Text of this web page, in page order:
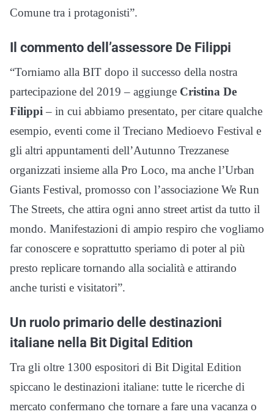
Comune tra i protagonisti”.
Il commento dell’assessore De Filippi
“Torniamo alla BIT dopo il successo della nostra
partecipazione del 2019 – aggiunge Cristina De
Filippi – in cui abbiamo presentato, per citare qualche
esempio, eventi come il Treciano Medioevo Festival e
gli altri appuntamenti dell’Autunno Trezzanese
organizzati insieme alla Pro Loco, ma anche l’Urban
Giants Festival, promosso con l’associazione We Run
The Streets, che attira ogni anno street artist da tutto il
mondo. Manifestazioni di ampio respiro che vogliamo
far conoscere e soprattutto speriamo di poter al più
presto replicare tornando alla socialità e attirando
anche turisti e visitatori”.
Un ruolo primario delle destinazioni
italiane nella Bit Digital Edition
Tra gli oltre 1300 espositori di Bit Digital Edition
spiccano le destinazioni italiane: tutte le ricerche di
mercato confermano che tornare a fare una vacanza o